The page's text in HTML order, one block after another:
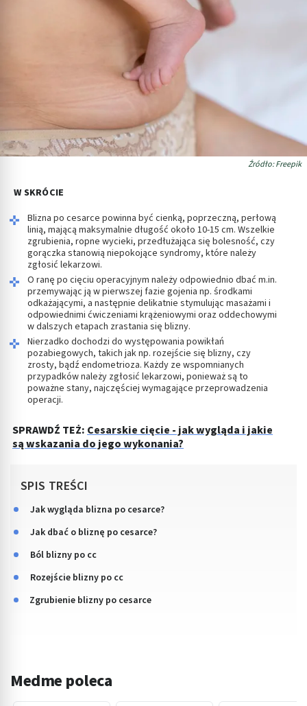
Źródło: Freepik
W SKRÓCIE
Blizna po cesarce powinna być cienką, poprzeczną, perłową
linią, mającą maksymalnie długość około 10-15 cm. Wszelkie
zgrubienia, ropne wycieki, przedłużająca się bolesność, czy
gorączka stanowią niepokojące syndromy, które należy
zgłosić lekarzowi.
O ranę po cięciu operacyjnym należy odpowiednio dbać m.in.
przemywając ją w pierwszej fazie gojenia np. środkami
odkażającymi, a następnie delikatnie stymulując masażami i
odpowiednimi ćwiczeniami krążeniowymi oraz oddechowymi
w dalszych etapach zrastania się blizny.
Nierzadko dochodzi do występowania powikłań
pozabiegowych, takich jak np. rozejście się blizny, czy
zrosty, bądź endometrioza. Każdy ze wspomnianych
przypadków należy zgłosić lekarzowi, ponieważ są to
poważne stany, najczęściej wymagające przeprowadzenia
operacji.
SPRAWDŹ TEŻ: Cesarskie cięcie - jak wygląda i jakie
są wskazania do jego wykonania?
SPIS TREŚCI
Jak wygląda blizna po cesarce?
Jak dbać o bliznę po cesarce?
Ból blizny po cc
Rozejście blizny po cc
Zgrubienie blizny po cesarce
Medme poleca